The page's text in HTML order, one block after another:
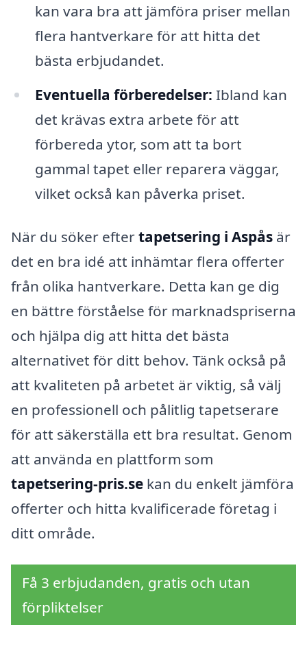
kan vara bra att jämföra priser mellan
flera hantverkare för att hitta det
bästa erbjudandet.
Eventuella förberedelser: Ibland kan
det krävas extra arbete för att
förbereda ytor, som att ta bort
gammal tapet eller reparera väggar,
vilket också kan påverka priset.
När du söker eftertapetsering i Aspås är
det en bra idé att inhämtar flera offerter
från olika hantverkare. Detta kan ge dig
en bättre förståelse för marknadspriserna
och hjälpa dig att hitta det bästa
alternativet för ditt behov. Tänk också på
att kvaliteten på arbetet är viktig, så välj
en professionell och pålitlig tapetserare
för att säkerställa ett bra resultat. Genom
att använda en plattform som
tapetsering-pris.se kan du enkelt jämföra
offerter och hitta kvalificerade företag i
ditt område.
Få 3 erbjudanden, gratis och utan
förpliktelser